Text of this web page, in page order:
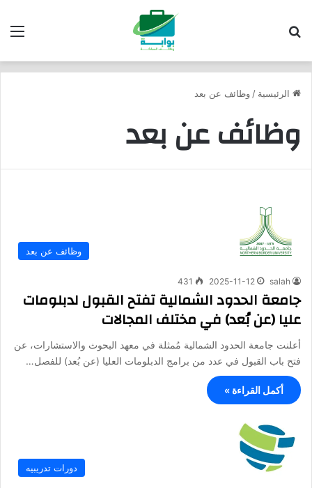
الرئيسية / وظائف عن بعد
وظائف عن بعد
وظائف عن بعد
salah
2025-11-12
431
جامعة الحدود الشمالية تفتح القبول لدبلومات
عليا (عن بُعد) في مختلف المجالات
أعلنت جامعة الحدود الشمالية مُمثلة في معهد البحوث والاستشارات، عن
فتح باب القبول في عدد من برامج الدبلومات العليا (عن بُعد) للفصل…
أكمل القراءة »
دورات تدريبيه